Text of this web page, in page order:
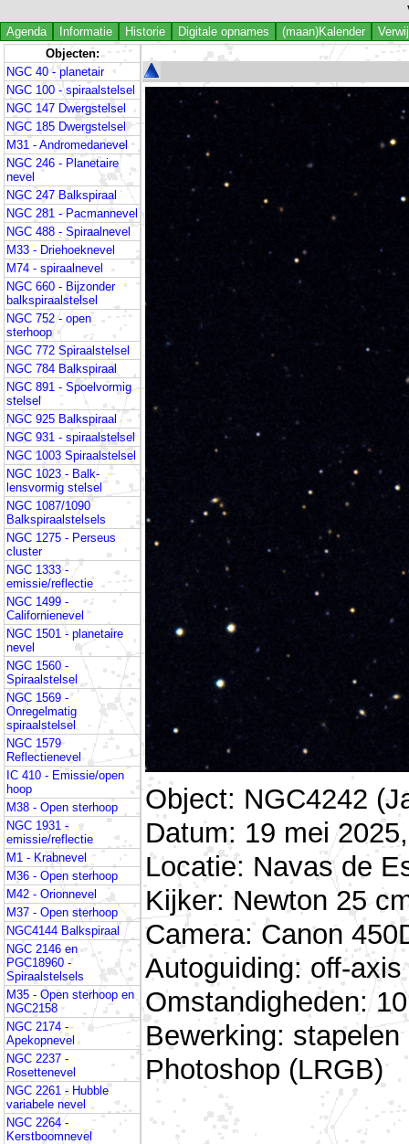
Agenda Informatie Historie Digitale opnames (maan)Kalender
Objecten:
NGC 40 - planetair
NGC 100 - spiraalstelsel
NGC 147 Dwergstelsel
NGC 185 Dwergstelsel
M31 - Andromedanevel
NGC 246 - Planetaire
nevel
NGC 247 Balkspiraal
NGC 281 - Pacmannevel
NGC 488 - Spiraalnevel
M33 - Driehoeknevel
M74 - spiraalnevel
NGC 660 - Bijzonder
balkspiraalstelsel
NGC 752 - open
sterhoop
NGC 772 Spiraalstelsel
NGC 784 Balkspiraal
NGC 891 - Spoelvormig
stelsel
NGC 925 Balkspiraal
NGC 931 - spiraalstelsel
NGC 1003 Spiraalstelsel
NGC 1023 - Balk-
lensvormig stelsel
NGC 1087/1090
Balkspiraalstelsels
NGC 1275 - Perseus
cluster
NGC 1333 -
emissie/reflectie
NGC 1499 -
Californienevel
NGC 1501 - planetaire
nevel
NGC 1560 -
Spiraalstelsel
NGC 1569 -
Onregelmatig
spiraalstelsel
NGC 1579
Reflectienevel
IC 410 - Emissie/open
hoop
M38 - Open sterhoop
NGC 1931 -
emissie/reflectie
M1 - Krabnevel
M36 - Open sterhoop
M42 - Orionnevel
M37 - Open sterhoop
NGC4144 Balkspiraal
NGC 2146 en
PGC18960 -
Spiraalstelsels
M35 - Open sterhoop en
NGC2158
NGC 2174 -
Apekopnevel
NGC 2237 -
Rosettenevel
NGC 2261 - Hubble
variabele nevel
NGC 2264 -
Kerstboomnevel
Object: NGC4242
Datum: 19 mei
Locatie: Navas de
Kijker: Newton 25
Camera: Canon
Autoguiding: off-
Omstandigheden:
Bewerking:
Photoshop (LRGB)